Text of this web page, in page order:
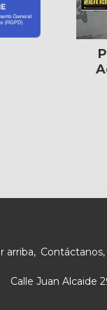
arriba Contáctanos
Calle Juan Alcaide